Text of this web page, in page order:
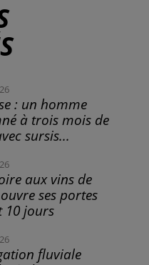
: un homme
à trois mois de
sursis...
aux vins de
ses portes
10 jours
fluviale